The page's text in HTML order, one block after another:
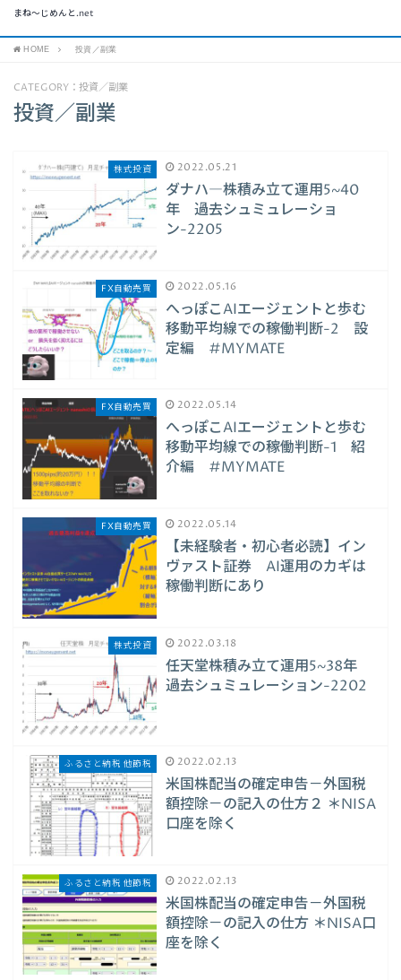
まね～じめんと.net
HOME 投資／副業
CATEGORY：投資／副業
投資／副業
株式投資 2022.05.21
ダナハ―株積み立て運用5~40
年 過去シュミュレーショ
ン-2205
FX自動売買 2022.05.16
へっぽこAIエージェントと歩む
移動平均線での稼働判断-2 設
定編 #MYMATE
FX自動売買 2022.05.14
へっぽこAIエージェントと歩む
移動平均線での稼働判断-1 紹
介編 #MYMATE
FX自動売買 2022.05.14
【未経験者・初心者必読】イン
ヴァスト証券 AI運用のカギは
稼働判断にあり
株式投資 2022.03.18
任天堂株積み立て運用5~38年
過去シュミュレーション-2202
ふるさと納税 他節税 2022.02.13
米国株配当の確定申告－外国税
額控除－の記入の仕方２ ＊NISA
口座を除く
ふるさと納税 他節税 2022.02.13
米国株配当の確定申告－外国税
額控除－の記入の仕方 ＊NISA口
座を除く